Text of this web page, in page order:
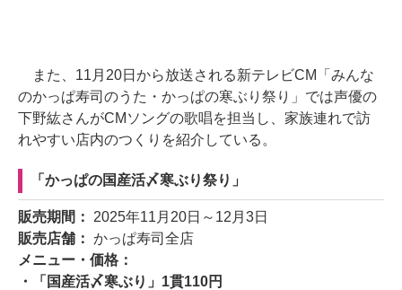
また、11月20日から放送される新テレビCM「みんな
のかっぱ寿司のうた・かっぱの寒ぶり祭り」では声優の
下野紘さんがCMソングの歌唱を担当し、家族連れで訪
れやすい店内のつくりを紹介している。
「かっぱの国産活〆寒ぶり祭り」
販売期間： 2025年11月20日～12月3日
販売店舗： かっぱ寿司全店
メニュー・価格：
・「国産活〆寒ぶり」1貫110円